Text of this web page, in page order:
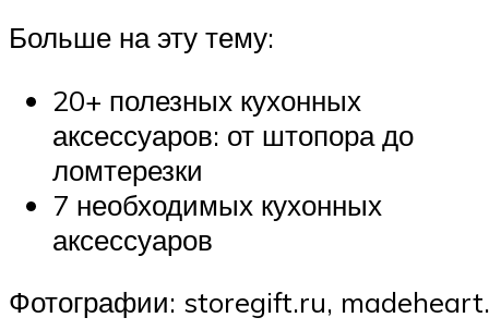
Больше на эту тему:
20+ полезных кухонных
аксессуаров: от штопора до
ломтерезки
7 необходимых кухонных
аксессуаров
Фотографии: storegift.ru,